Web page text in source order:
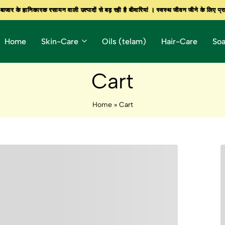
हानिकारक रसायन वाली उत्पादों से बढ़ रही है बीमारियां । स्वस्थ जीवन जीने के लिए
हानिकारक रसायन वाली उत्पादों से बढ़ रही है बीमारियां । स्वस्थ जीवन जीने के लिए
हानिकारक रसायन वाली उत्पादों से बढ़ रही है बीमारियां । स्वस्थ जीवन जीने के लिए
Home Skin-Care Oils (telam) Hair-Care
Cart
Home» Cart